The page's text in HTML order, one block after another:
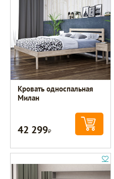
Кровать односпальная
Милан
42 299Р